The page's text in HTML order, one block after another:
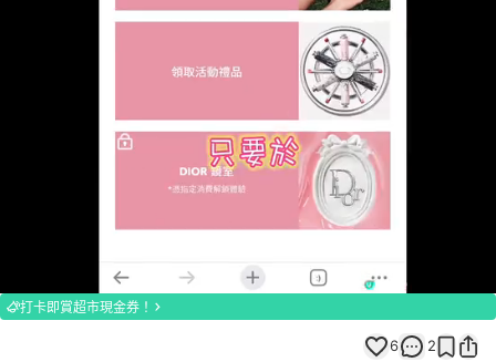
Loaded
96.77%
打卡即賞超市現金券！
6 2